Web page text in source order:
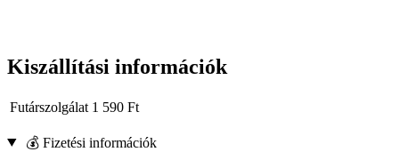
Kiszállítási információk
Futárszolgálat 1 590 Ft
💰 Fizetési információk